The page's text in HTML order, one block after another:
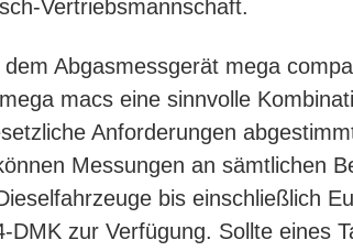
Vertriebsmannschaft.
dem Abgasmessgerät mega
macs eine sinnvolle
Anforderungen
Messungen an sämtlichen
bis einschließlich
zur Verfügung. Sollte eines